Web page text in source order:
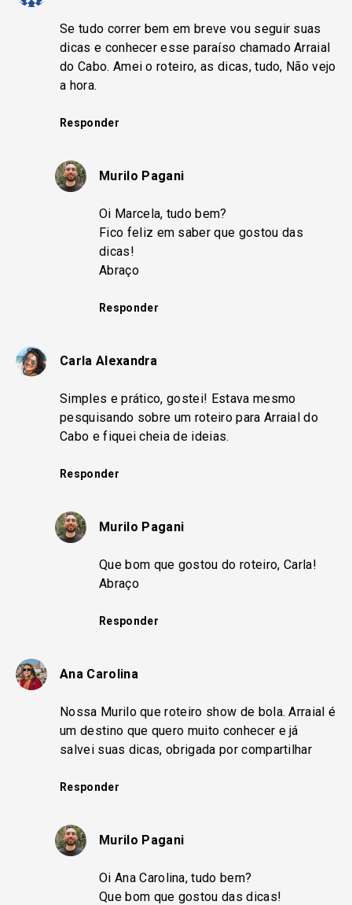
Se tudo correr bem em breve vou seguir suas
dicas e conhecer esse paraíso chamado Arraial
do Cabo. Amei o roteiro, as dicas, tudo, Não vejo
a hora.
Responder
Murilo Pagani
Oi Marcela, tudo bem?
Fico feliz em saber que gostou das
dicas!
Abraço
Responder
Carla Alexandra
Simples e prático, gostei! Estava mesmo
pesquisando sobre um roteiro para Arraial do
Cabo e fiquei cheia de ideias.
Responder
Murilo Pagani
Que bom que gostou do roteiro, Carla!
Abraço
Responder
Ana Carolina
Nossa Murilo que roteiro show de bola. Arraial é
um destino que quero muito conhecer e já
salvei suas dicas, obrigada por compartilhar
Responder
Murilo Pagani
Oi Ana Carolina, tudo bem?
Que bom que gostou das dicas!